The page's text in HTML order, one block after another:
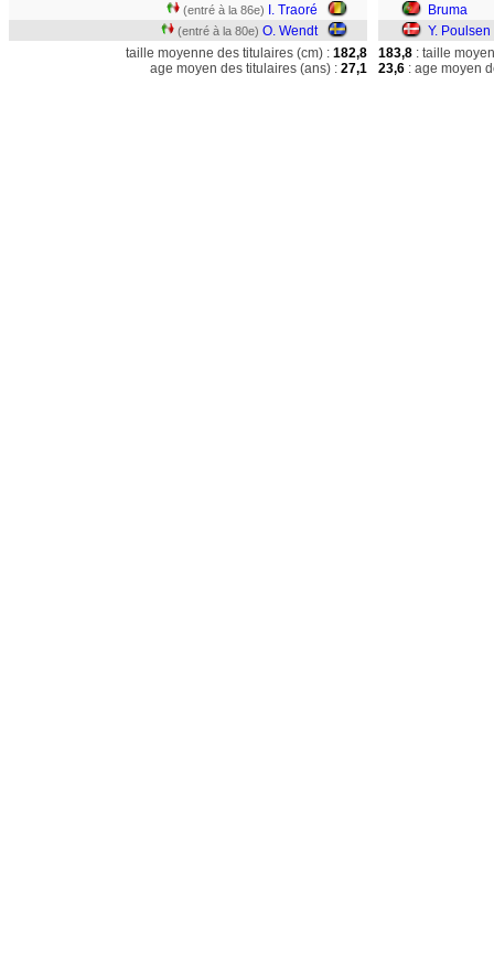
(entré à la 86e) I. Traoré
(entré à la 80e) O. Wendt
Bruma
Y. Poulsen
taille moyenne des titulaires (cm) : 182,8
age moyen des titulaires (ans) : 27,1
183,8 : taille
23,6 : age moyen